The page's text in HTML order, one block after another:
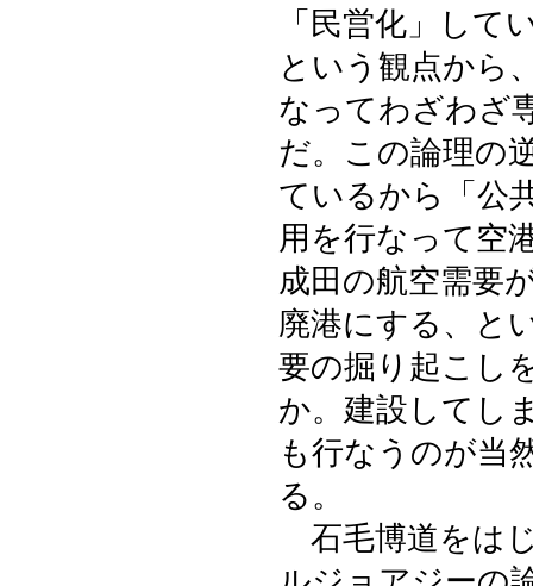
「民営化」して
という観点から
なってわざわざ
だ。この論理の
ているから「公
用を行なって空
成田の航空需要
廃港にする、と
要の掘り起こし
か。建設してし
も行なうのが当
る。
石毛博道をは